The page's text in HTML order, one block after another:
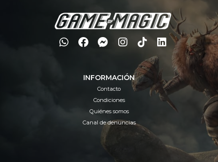
INFORMACIÓN
Contacto
Condiciones
Quiénes somos
Canal de denuncias